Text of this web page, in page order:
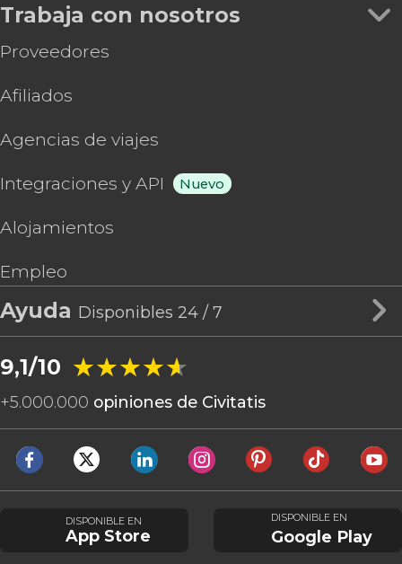
Trabaja con nosotros
Proveedores
Afiliados
Agencias de viajes
Integraciones y API Nuevo
Alojamientos
Empleo
Ayuda Disponibles 24 / 7
9,1/10 ★★★★★
★★★★★
+5.000.000 opiniones de Civitatis
DISPONIBLE EN
App Store
DISPONIBLE EN
Google Play